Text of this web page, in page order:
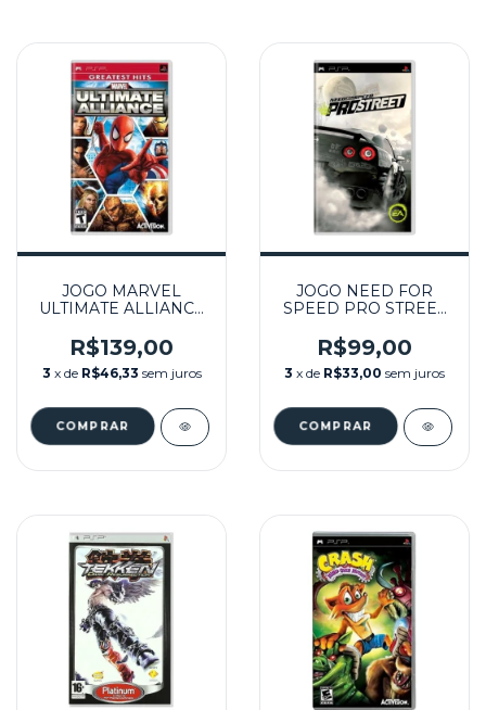
JOGO MARVEL
ULTIMATE ALLIANCE
R$139,00
3 x de R$46,33 sem juros
JOGO NEED FOR
SPEED PRO STREET
R$99,00
3 x de R$33,00 sem juros